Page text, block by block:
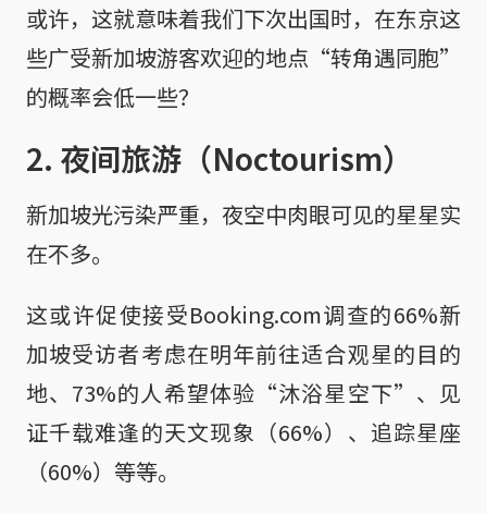
或许，这就意味着我们下次出国时，在东京这
些广受新加坡游客欢迎的地点“转角遇同胞”
的概率会低一些？
2. 夜间旅游（Noctourism）
新加坡光污染严重，夜空中肉眼可见的星星实
在不多。
这或许促使接受Booking.com调查的66%新
加坡受访者考虑在明年前往适合观星的目的
地、73%的人希望体验“沐浴星空下”、见
证千载难逢的天文现象（66%）、追踪星座
（60%）等等。